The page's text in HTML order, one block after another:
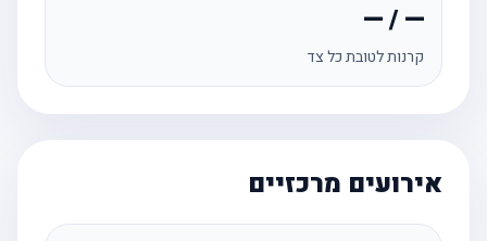
— / —
קרנות לטובת כל צד
אירועים מרכזיים